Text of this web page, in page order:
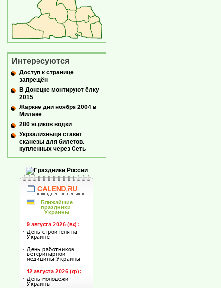
Интересуются
Доступ к странице
запрещён
В Донецке монтируют ёлку
2015
Жаркие дни ноября 2004 в
Милане
280 ящиков водки
Укрзализныця ставит
сканеры для билетов,
купленных через Сеть